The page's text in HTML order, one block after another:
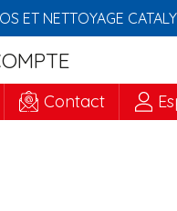
ET NETTOYAGE
Contact